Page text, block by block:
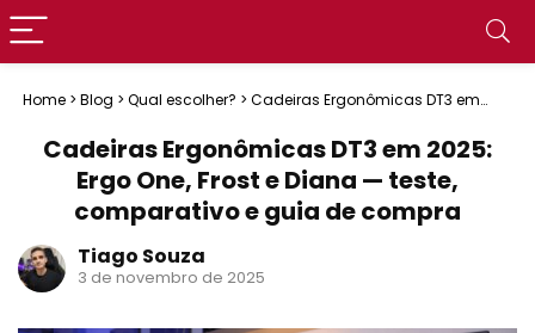
Home > Blog > Qual escolher? > Cadeiras Ergonômicas DT3 em
Cadeiras Ergonômicas DT3 em 2025:
Ergo One, Frost e Diana — teste,
comparativo e guia de compra
Tiago Souza
3 de novembro de 2025